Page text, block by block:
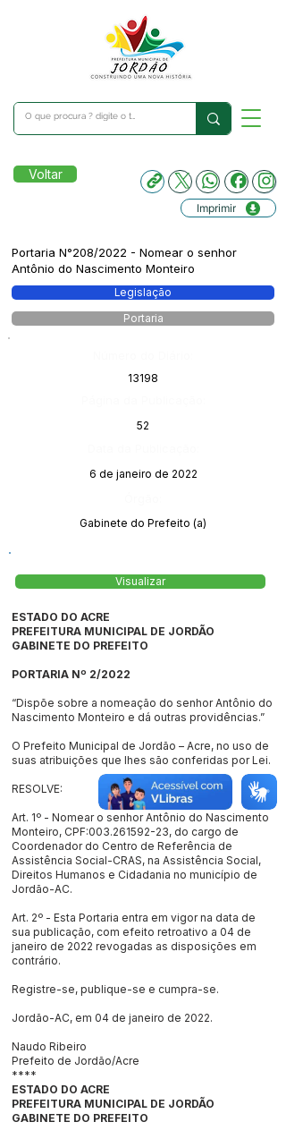
Voltar
Imprimir
Portaria N°208/2022 - Nomear o senhor
Antônio do Nascimento Monteiro
Legislação
Portaria
13198
52
6 de janeiro de 2022
Gabinete do Prefeito (a)
Visualizar
ESTADO DO ACRE
PREFEITURA MUNICIPAL DE JORDÃO
GABINETE DO PREFEITO
PORTARIA Nº 2/2022
“Dispõe sobre a nomeação do senhor Antônio do
Nascimento Monteiro e dá outras providências.”
O Prefeito Municipal de Jordão – Acre, no uso de
suas atribuições que lhes são conferidas por Lei.
RESOLVE:
Art. 1º - Nomear o senhor Antônio do Nascimento
Monteiro, CPF:003.261592-23, do cargo de
Coordenador do Centro de Referência de
Assistência Social-CRAS, na Assistência Social,
Direitos Humanos e Cidadania no município de
Jordão-AC.
Art. 2º - Esta Portaria entra em vigor na data de
sua publicação, com efeito retroativo a 04 de
janeiro de 2022 revogadas as disposições em
contrário.
Registre-se, publique-se e cumpra-se.
Jordão-AC, em 04 de janeiro de 2022.
Naudo Ribeiro
Prefeito de Jordão/Acre
****
ESTADO DO ACRE
PREFEITURA MUNICIPAL DE JORDÃO
GABINETE DO PREFEITO